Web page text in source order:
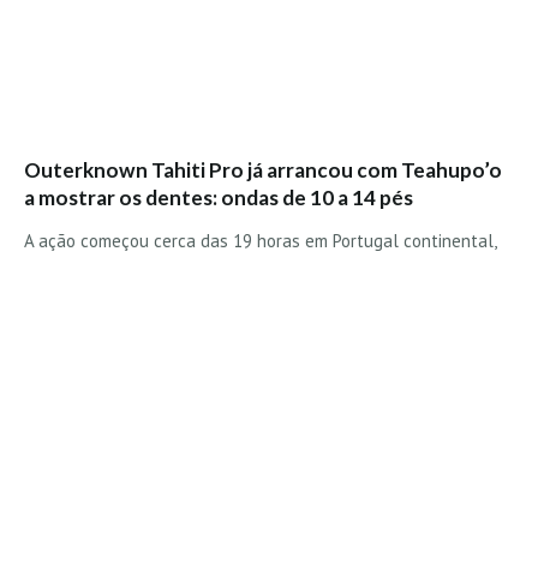
Outerknown Tahiti Pro já arrancou com Teahupo’o
a mostrar os dentes: ondas de 10 a 14 pés
A ação começou cerca das 19 horas em Portugal continental,